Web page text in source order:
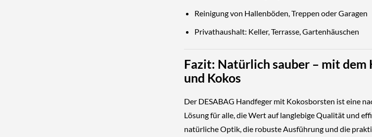
Reinigung von Hallenböden, Treppen oder Garagen
Privathaushalt: Keller, Terrasse, Gartenhäuschen
Fazit: Natürlich sauber – mit dem
und Kokos
Der DESABAG Handfeger mit Kokosborsten ist eine
Lösung für alle, die Wert auf langlebige Qualität und
natürliche Optik, die robuste Ausführung und die